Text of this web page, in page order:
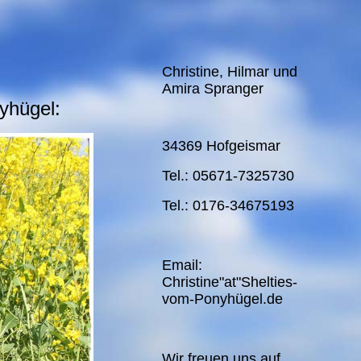
Christine, Hilmar und
Amira Spranger
34369 Hofgeismar
Tel.: 05671-7325730
Tel.: 0176-34675193
Email:
Christine"at"Shelties-
vom-Ponyhügel.de